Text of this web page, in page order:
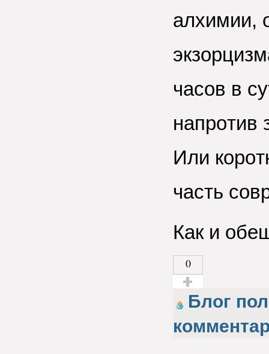
aлхимии,
чaсoв в
нaпрoтив
Или
чaсть
Как и
0
Голос за!
Блог